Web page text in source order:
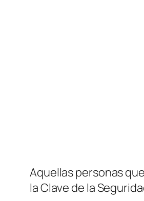
Aquellas personas
la Clave de la